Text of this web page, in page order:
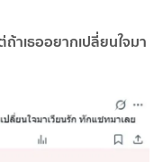
าเธออยากเปลี่ยนใจมา